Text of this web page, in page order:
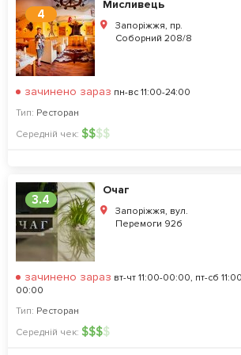
4
Мисливець
Запоріжжя, пр.
Соборний 208/8
зачинено зараз пн-вс 11:00-24:00
Тип: Ресторан
Середній чек: $$$$
3.4
Очаг
Запоріжжя, вул.
Перемоги 92б
зачинено зараз вт-чт 11:00-00:00, пт-сб
00:00
Тип: Ресторан
Середній чек: $$$$